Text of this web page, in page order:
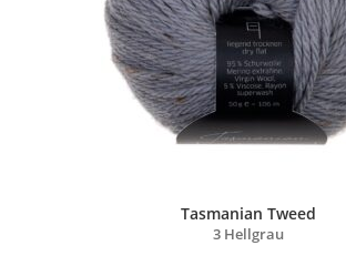
Tasmanian Tweed
3 Hellgrau